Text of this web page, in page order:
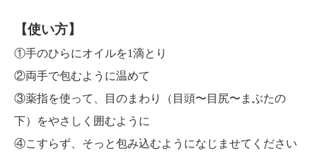
【使い方】
①手のひらにオイルを1滴とり
②両手で包むように温めて
③薬指を使って、目のまわり（目頭〜目尻〜まぶたの
下）をやさしく囲むように
④こすらず、そっと包み込むようになじませてください